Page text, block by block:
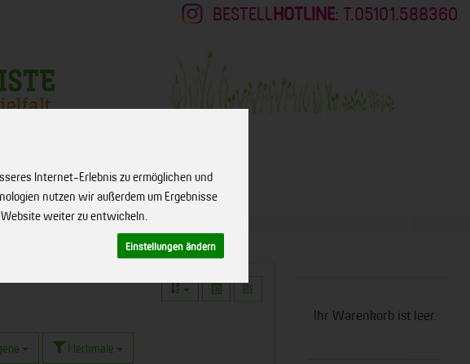
Internet-Erlebnis zu ermöglichen und
nutzen wir außerdem um Ergebnisse
weiter zu entwickeln.
Einstellungen ändern
BESTELL HOTLINE: T.05101.588360
ÜBER UNS KONTAKT
Merkmale
Ihr Warenkorb ist leer.